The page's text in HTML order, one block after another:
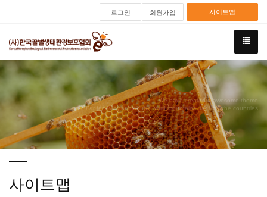
로그인 회원가입 사이트맵
We have created a awesome theme
Far far away,behind the word mountains, far from the countries
사이트맵